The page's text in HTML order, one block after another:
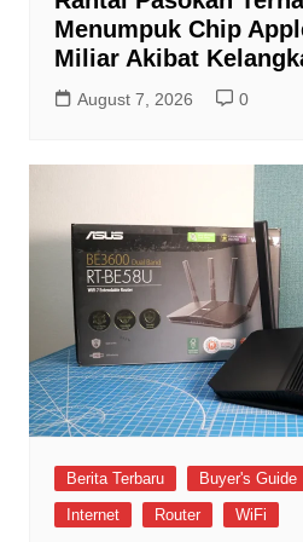
Menumpuk Chip
Miliar Akibat
August 7, 2026 0
Berita Terbaru Buyer's Guide
Internet
Router WiFi